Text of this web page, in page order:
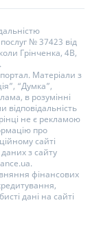
№ 37423 від
Грінченка, 4В,
Матеріали з
“Думка”,
в розумінні
відповідальність
не є рекламою
про
сайті
даних з сайту
фінансових
дані на сайті